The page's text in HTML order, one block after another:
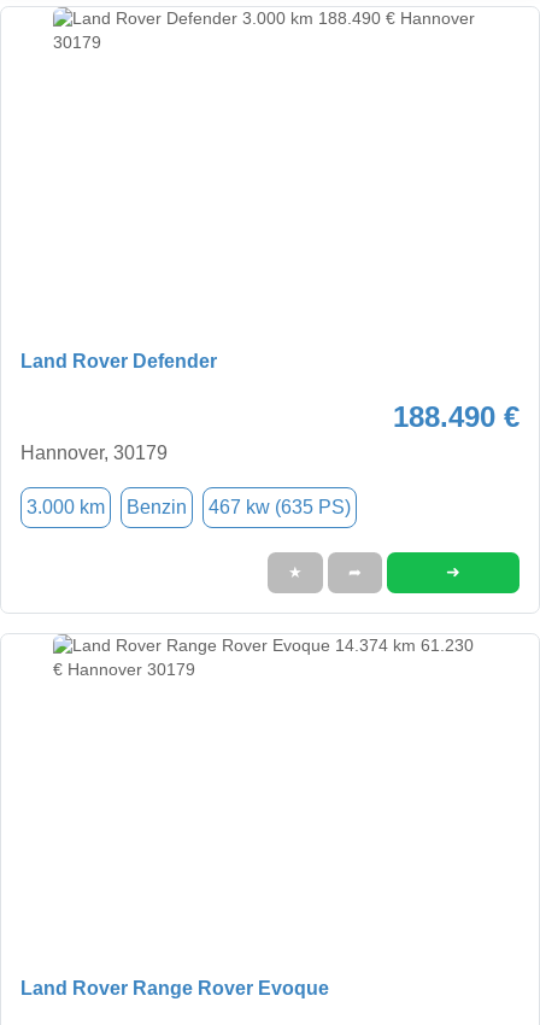
Land Rover Defender
188.490 €
Hannover, 30179
3.000 km Benzin 467 kw (635 PS)
★ ➦ ➜
Land Rover Range Rover Evoque